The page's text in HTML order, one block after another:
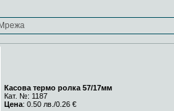
Мрежа
Касова термо ролка 57/17мм
Кат. №: 1187
Цена: 0.50 лв./0.26 €